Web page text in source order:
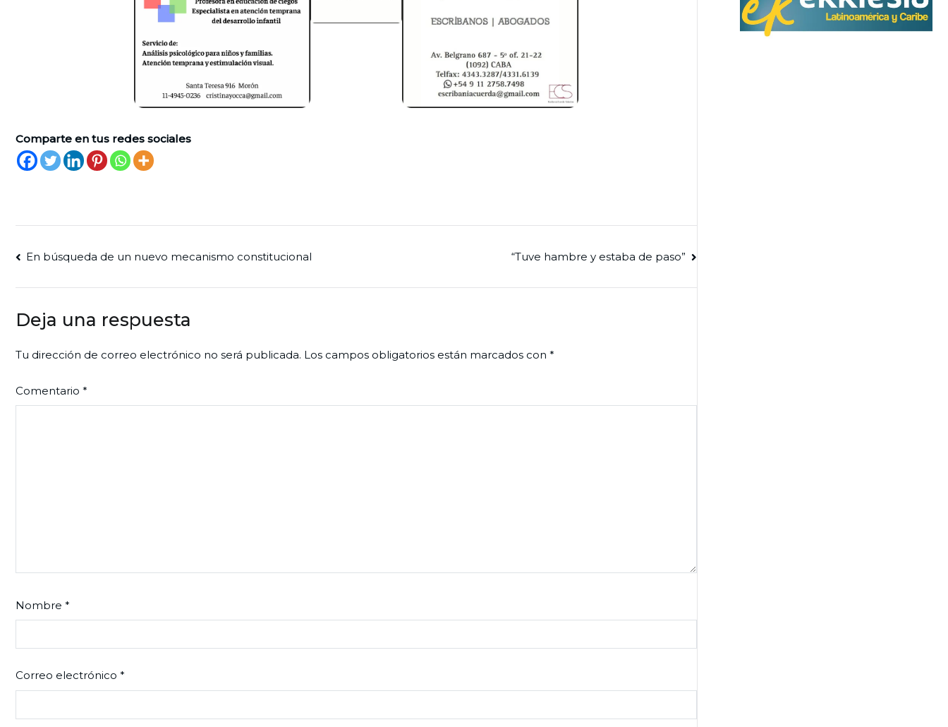
Comparte en tus redes sociales
Navegación
de
entradas
En búsqueda de un nuevo mecanismo constitucional “Tuve hambre y estaba de paso”
Deja una respuesta
Tu dirección de correo electrónico no será publicada. Los campos obligatorios están marcados con *
Comentario *
Nombre *
Correo electrónico *